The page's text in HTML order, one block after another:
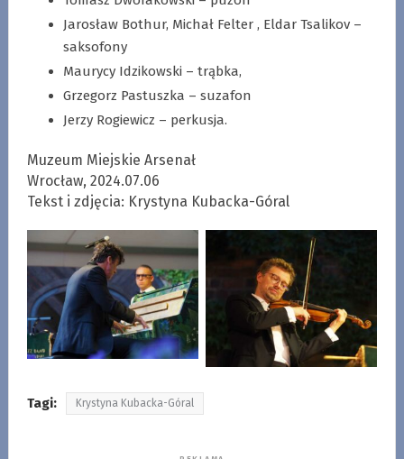
Jarosław Bothur, Michał Felter , Eldar Tsalikov –
saksofony
Maurycy Idzikowski – trąbka,
Grzegorz Pastuszka – suzafon
Jerzy Rogiewicz – perkusja.
Muzeum Miejskie Arsenał
Wrocław, 2024.07.06
Tekst i zdjęcia: Krystyna Kubacka-Góral
Tagi: Krystyna Kubacka-Góral